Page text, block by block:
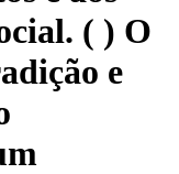
( ) O
e